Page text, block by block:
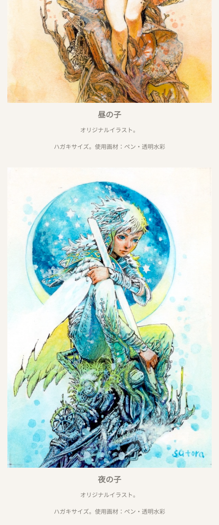
昼の子
オリジナルイラスト。
ハガキサイズ。使用画材：ペン・透明水彩
夜の子
オリジナルイラスト。
ハガキサイズ。使用画材：ペン・透明水彩